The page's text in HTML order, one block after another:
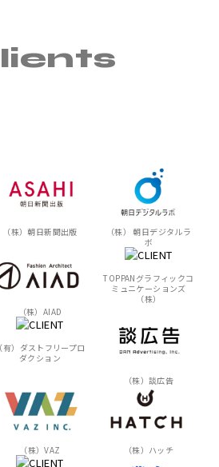
（株）朝日新聞出版
（株） 朝日デジタルラ
ボ
（株）AIAD
TOPPANグラフィックコ
ミュニケーションズ
（株）
（有）ダストフリープロ
ダクション
（株）談広告
（株）VAZ
（株）ハッチ